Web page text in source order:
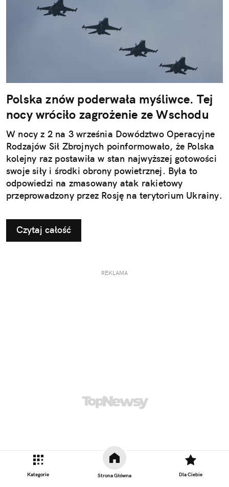
Kategorie Strona Główna Dla Ciebie
Polska znów poderwała myśliwce. Tej
nocy wróciło zagrożenie ze Wschodu
W nocy z 2 na 3 września Dowództwo Operacyjne
Rodzajów Sił Zbrojnych poinformowało, że Polska
kolejny raz postawiła w stan najwyższej gotowości
swoje siły i środki obrony powietrznej. Była to
odpowiedzi na zmasowany atak rakietowy
przeprowadzony przez Rosję na terytorium Ukrainy.
Czytaj całość
REKLAMA